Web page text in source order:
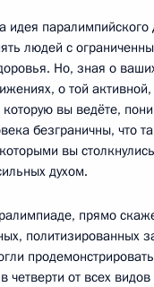
идея
людей с
Но, зная о
о той
вы ведёте,
безграничны, что
вы
духом.
прямо
политизированных
четверти от всех